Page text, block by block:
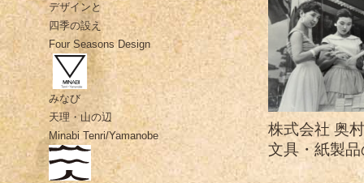
株式会社 奥
文具・紙製
デザインと
四季の設え
Four Seasons Design
みなび
天理・山の辺
Minabi Tenri/Yamanobe